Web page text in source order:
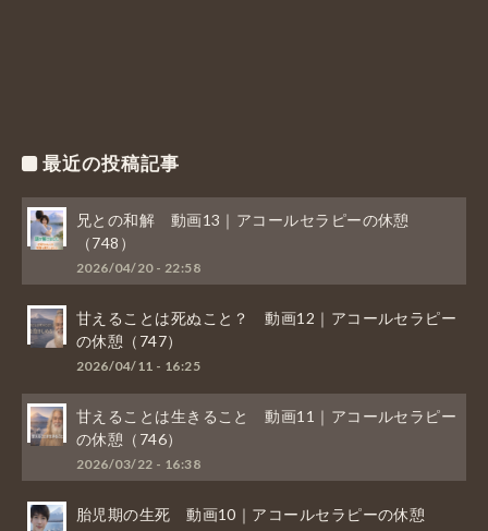
最近の投稿記事
兄との和解 動画13｜アコールセラピーの休憩
（748）
2026/04/20 - 22:58
甘えることは死ぬこと？ 動画12｜アコールセラピー
の休憩（747）
2026/04/11 - 16:25
甘えることは生きること 動画11｜アコールセラピー
の休憩（746）
2026/03/22 - 16:38
胎児期の生死 動画10｜アコールセラピーの休憩